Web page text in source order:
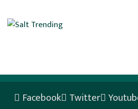
Facebook Twitter